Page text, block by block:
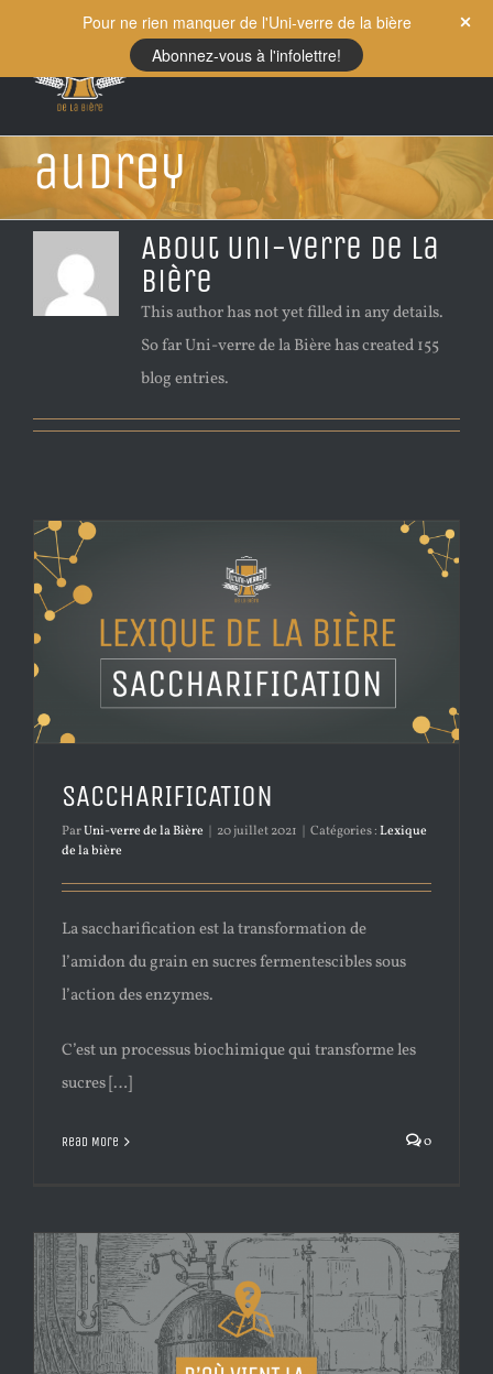
content
audrey
About Uni-verre de la
Bière
This author has not yet filled in any details.
So far Uni-verre de la Bière has created 155
blog entries.
SACCHARIFICATION
ParUni-verre de la Bière 20 juillet 2021 Catégories :Lexique
de la bière
La saccharification est la transformation de
l’amidon du grain en sucres fermentescibles sous
l’action des enzymes.
C’est un processus biochimique qui transforme les
sucres […]
Read More 0
Pour ne rien manquer de l'Uni-verre de la bière
Abonnez-vous à l'infolettre!